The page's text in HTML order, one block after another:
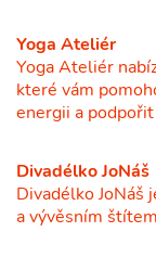
Yoga Ateliér
Yoga Ateliér
které vám
energii a podpořit
Divadélko JoNáš
Divadélko JoNáš
a vývěsním